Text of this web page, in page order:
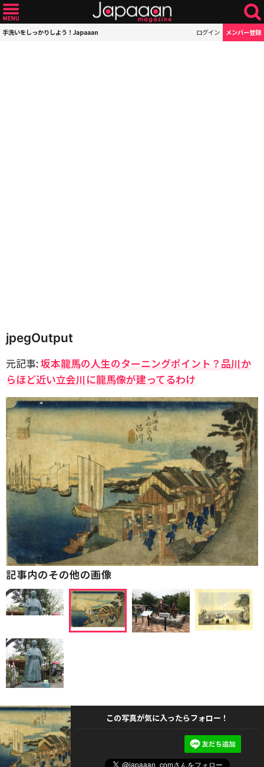
手洗いをしっかりしよう！Japaaan ログイン メンバー登録
jpegOutput
元記事:坂本龍馬の人生のターニングポイント？品川か
らほど近い立会川に龍馬像が建ってるわけ
記事内のその他の画像
この写真が気に入ったらフォロー！